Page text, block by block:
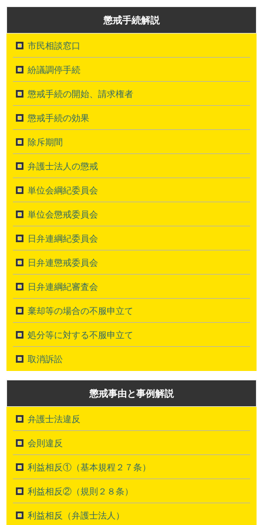
懲戒手続解説
市民相談窓口
紛議調停手続
懲戒手続の開始、請求権者
懲戒手続の効果
除斥期間
弁護士法人の懲戒
単位会綱紀委員会
単位会懲戒委員会
日弁連綱紀委員会
日弁連懲戒委員会
日弁連綱紀審査会
棄却等の場合の不服申立て
処分等に対する不服申立て
取消訴訟
懲戒事由と事例解説
弁護士法違反
会則違反
利益相反①（基本規程２７条）
利益相反②（規則２８条）
利益相反（弁護士法人）